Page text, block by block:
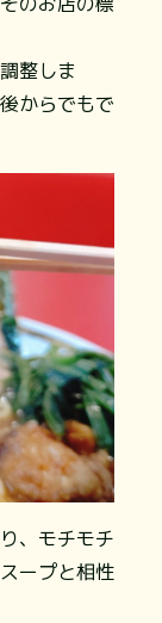
整しま
からでもで
、モチモチ
ープと相性